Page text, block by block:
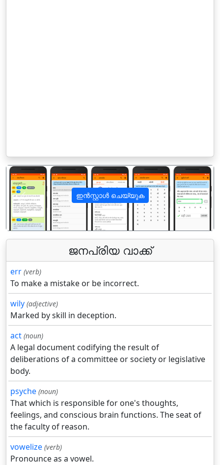
ഇൻസ്റ്റാൾ ചെയ്യുക
पिछला अगला
ജനപ്രിയ വാക്ക്
err (verb)
To make a mistake or be incorrect.
wily (adjective)
Marked by skill in deception.
act (noun)
A legal document codifying the result of
deliberations of a committee or society or legislative
body.
psyche (noun)
That which is responsible for one's thoughts,
feelings, and conscious brain functions. The seat of
the faculty of reason.
vowelize (verb)
Pronounce as a vowel.